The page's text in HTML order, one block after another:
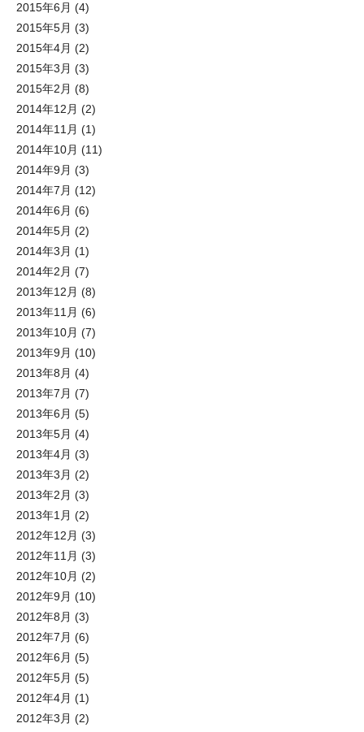
2015年6月 (4)
2015年5月 (3)
2015年4月 (2)
2015年3月 (3)
2015年2月 (8)
2014年12月 (2)
2014年11月 (1)
2014年10月 (11)
2014年9月 (3)
2014年7月 (12)
2014年6月 (6)
2014年5月 (2)
2014年3月 (1)
2014年2月 (7)
2013年12月 (8)
2013年11月 (6)
2013年10月 (7)
2013年9月 (10)
2013年8月 (4)
2013年7月 (7)
2013年6月 (5)
2013年5月 (4)
2013年4月 (3)
2013年3月 (2)
2013年2月 (3)
2013年1月 (2)
2012年12月 (3)
2012年11月 (3)
2012年10月 (2)
2012年9月 (10)
2012年8月 (3)
2012年7月 (6)
2012年6月 (5)
2012年5月 (5)
2012年4月 (1)
2012年3月 (2)